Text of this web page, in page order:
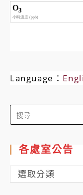
Language：
Search
for:
各處室公告
各
處
選取分類